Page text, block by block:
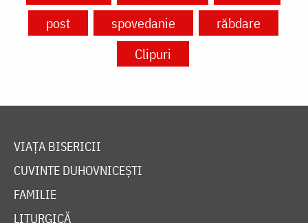
post
spovedanie
răbdare
Clipuri
VIAȚA BISERICII
CUVINTE DUHOVNICEȘTI
FAMILIE
LITURGICĂ